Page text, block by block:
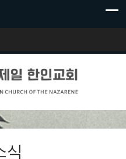
인교회
of the Nazarene
식